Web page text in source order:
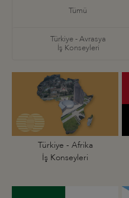
Tümü
Türkiye - Avrasya
İş Konseyleri
Türkiye - Afrika
İş Konseyleri